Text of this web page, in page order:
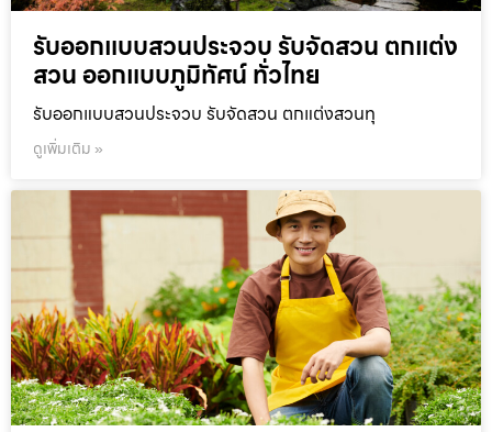
รับออกแบบสวนประจวบ รับจัดสวน ตกแต่ง
สวน ออกแบบภูมิทัศน์ ทั่วไทย
รับออกแบบสวนประจวบ รับจัดสวน ตกแต่งสวนทุ
ดูเพิ่มเติม »